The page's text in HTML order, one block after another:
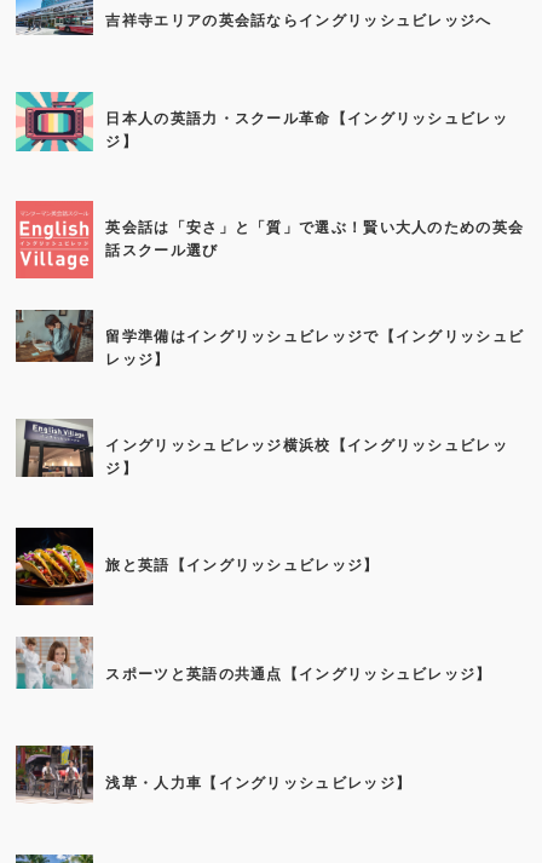
吉祥寺エリアの英会話ならイングリッシュビレッジへ
日本人の英語力・スクール革命【イングリッシュビレッ
ジ】
英会話は「安さ」と「質」で選ぶ！賢い大人のための英会
話スクール選び
留学準備はイングリッシュビレッジで【イングリッシュビ
レッジ】
イングリッシュビレッジ横浜校【イングリッシュビレッ
ジ】
旅と英語【イングリッシュビレッジ】
スポーツと英語の共通点【イングリッシュビレッジ】
浅草・人力車【イングリッシュビレッジ】